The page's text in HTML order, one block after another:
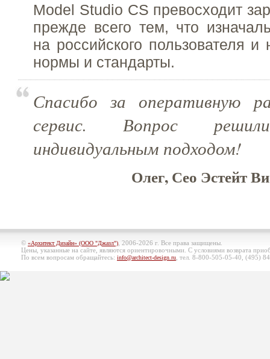
Model Studio CS превосходит
прежде всего тем, что
на российского пользователя и
нормы и стандарты.
Спасибо за оперативную
сервис. Вопрос
индивидуальным подходом!
Олег, Сео Эстейт
© «Архитект Дизайн» (ООО "Джазл") , 2006-2026 г. Все права защищены.
Цены, указанные на сайте, являются ориентировочными. С условиями возврата
По всем вопросам обращайтесь: info@architect-design.ru , тел. 8-800-505-05-40, (495)